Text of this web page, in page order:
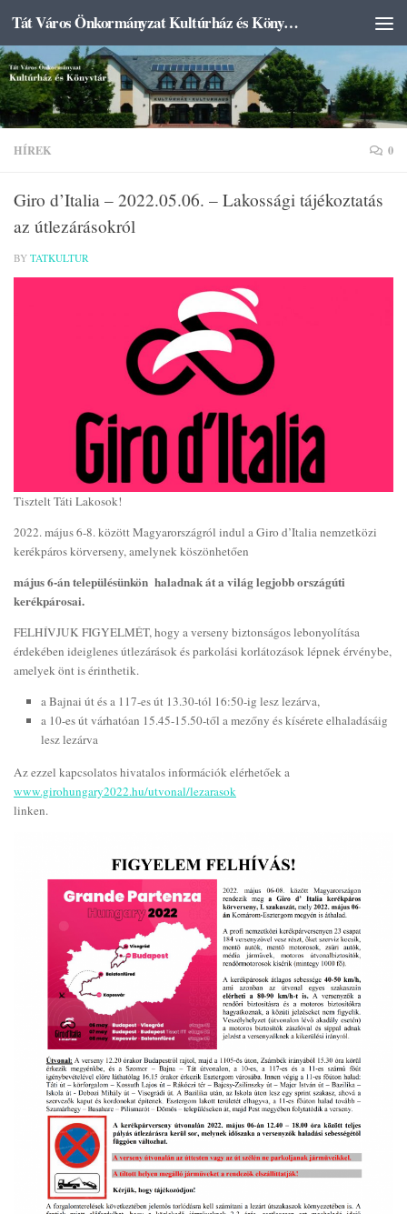
Skip to content Tát Város Önkormányzat Kultúrház és Könyvtár
HÍREK 0
Giro d’Italia – 2022.05.06. – Lakossági tájékoztatás
az útlezárásokról
BY TATKULTUR
Tisztelt Táti Lakosok!
2022. május 6-8. között Magyarországról indul a Giro d’Italia nemzetközi
kerékpáros körverseny, amelynek köszönhetően
május 6-án településünkön haladnak át a világ legjobb országúti
kerékpárosai.
FELHÍVJUK FIGYELMÉT, hogy a verseny biztonságos lebonyolítása
érdekében ideiglenes útlezárások és parkolási korlátozások lépnek érvénybe,
amelyek önt is érinthetik.
a Bajnai út és a 117-es út 13.30-tól 16:50-ig lesz lezárva,
a 10-es út várhatóan 15.45-15.50-től a mezőny és kísérete elhaladásáig
lesz lezárva
Az ezzel kapcsolatos hivatalos információk elérhetőek a
www.girohungary2022.hu/utvonal/lezarasok
linken.